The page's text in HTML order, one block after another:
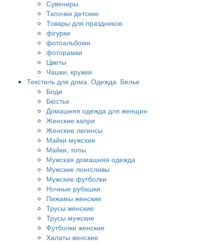
Сувениры
Тапочки детские
Товары для праздников
фігурки
фотоальбоми
фоторамки
Цветы
Чашки, кружки
Текстиль для дома. Одежда. Белье
Боди
Бюстье
Домашняя одежда для женщин
Женские капри
Женские легинсы
Майки мужские
Майки, топы
Мужская домашняя одежда
Мужские лонгсливы
Мужские футболки
Ночные рубашки
Пижамы женские
Трусы женские
Трусы мужские
Футболки женские
Халаты женские